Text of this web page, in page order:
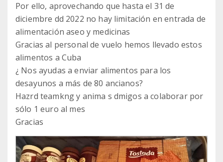
Por ello, aprovechando que hasta el 31 de
diciembre dd 2022 no hay limitación en entrada de
alimentación aseo y medicinas
Gracias al personal de vuelo hemos llevado estos
alimentos a Cuba
¿ Nos ayudas a enviar alimentos para los
desayunos a más de 80 ancianos?
Hazrd teamkng y anima s dmigos a colaborar por
sólo 1 euro al mes
Gracias